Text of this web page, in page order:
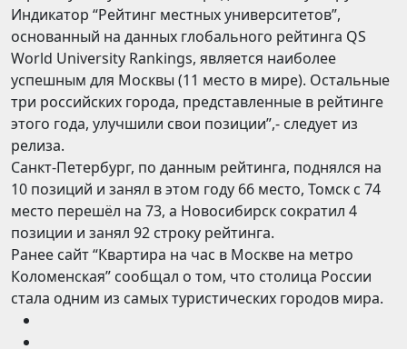
Индикатор “Рейтинг местных университетов”,
основанный на данных глобального рейтинга QS
World University Rankings, является наиболее
успешным для Москвы (11 место в мире). Остальные
три российских города, представленные в рейтинге
этого года, улучшили свои позиции”,- следует из
релиза.
Санкт-Петербург, по данным рейтинга, поднялся на
10 позиций и занял в этом году 66 место, Томск с 74
место перешёл на 73, а Новосибирск сократил 4
позиции и занял 92 строку рейтинга.
Ранее сайт “Квартира на час в Москве на метро
Коломенская” сообщал о том, что столица России
стала одним из самых туристических городов мира.